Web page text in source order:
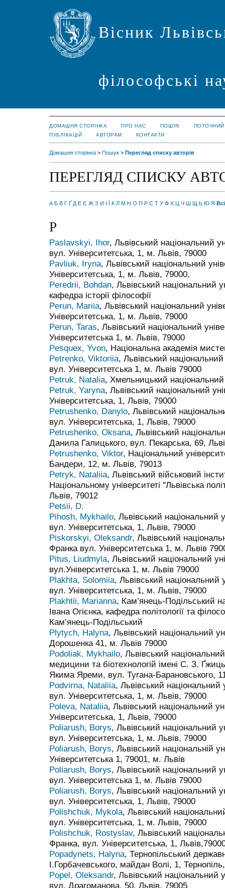
Вісник
філософські
ДОМАШНЯ СТОРІНКА ПРО НАС ПОШУК
ПОТОЧНИЙ
ПУБЛІКАЦІЙ
АВТОРАМ КОНТАКТИ
Домашня сторінка > Пошук > Перегляд списку авторів
ПЕРЕГЛЯД СПИСКУ
А Б В Г Ґ Д Е Є Ж З И І Ї К Л М Н О П Р С Т У Ф Х Ц Ч Ш Щ Ь Ю Я Всі
P
Paslavskyi, Ihor, Львівський національний
вул. Університетська, 1, м. Львів, 79000
Pavliuk, Iryna, Львівський національний
Університетська, 1, м. Львів, 79000,
Peredrii, Bohdan, Львівський національний
кафедра історії філософії
Perun, Mariia, Львівський національний
Університетська, 1, м. Львів, 79000
Perun, Taras, Львівський національний
Університетська 1, м. Львів, 79000
Pesquex, Yvon, Національна академія
Petrenko, Viktoriia, Львівський
вул. Університетська 1, м. Львів 79000
Petruk, Natalia, Хмельницький національний
Petruk, Yaryna, Львівський національний
Університетська, 1, Львів, 79000
Petrushenko, Danylo, Львівський
вул. Університетська, 1, Львів, 79000
Petrushenko, Oksana, Львівський
Данила Галицького, вул. Пекарська, 69,
Petrushenko, Viktor, Національний
Бандери, 12, м. Львів, 79013
Petryk, Nataliia, Львівський військовий
Національному університеті "Львівська
Львів, 79012
Petsii, D.
Pihosh, Mykhailo, Львівський національний
вул. Університетська, 1, Львів, 79000
Piskorskyi, Oleksandr, Львівський
Франка вул. Університетська 1, м. Львів
Pitus, Liudmyla, Львівський національний
вул.Університетська 1, м. Львів 79000
Plakhta, Solomiia, Львівський національний
вул. Університетська, 1, м. Львів, 79000
Plakhtii, Marianna, Кам’янець-Подільський
Івана Огієнка, кафедра політології та
Кам’янець-Подільський
Plytych, Halyna, Львівський національний
Дорошенка 41, м. Львів 79000
Podoliak, Mykhailo, Львівський
медицини та біотехнологій імені С. З.
Якима Яреми, вул. Тугана-Барановського,
Podvirna, Nataliia, Львівський національний
вул. Університетська, 1, м. Львів, 79000
Poleva, Nataliia, Львівський національний
Університетська, 1, Львів, 79000
Poliarush, Borys, Львівський національний
вул. Університетська, 1, м. Львів, 79000
Poliarush, Borys, Львівський національній
Університетська 1, 79001, м. Львів
Poliarush, Borys, Львівський національний
вул. Університетська 1, м. Львів 79000
Poliarush, Borys, Львівський національний
вул. Університетська, 1, Львів, 79000
Polishchuk, Mykola, Львівський
вул. Університетська, 1, м. Львів, 79000
Polishchuk, Rostyslav, Львівський
Франка, вул. Університетська, 1,
Popadynets, Halyna, Тернопільський
І.Горбачевського, майдан Волі, 1,
Popel, Oleksandr, Львівський національний
вул. Драгоманова, 50, Львів, 79005